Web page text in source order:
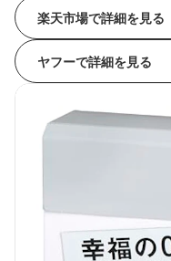
楽天市場で詳細を見る
ヤフーで詳細を見る